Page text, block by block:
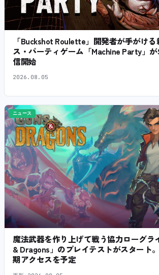
「Buckshot Roulette」開発者が手がけ
ス・パーティゲーム「Machine Party」
信開始
2026.08.05
ニュース
魔法武器を作り上げて戦う協力ローグラ
& Dragons」のプレイテストがスタート
期アクセスを予定